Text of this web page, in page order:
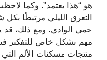
هو “هذا يعتمد”. وكما
التعرق الليلي مرتبطًا
حمى الوادي. ومع ذلك،
مهم بشكل خاص للتفكير
منتجات مسكنات الألم